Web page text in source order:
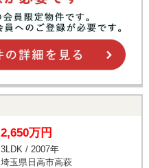
2,650万円
3LDK / 2007年
埼玉県日高市高萩